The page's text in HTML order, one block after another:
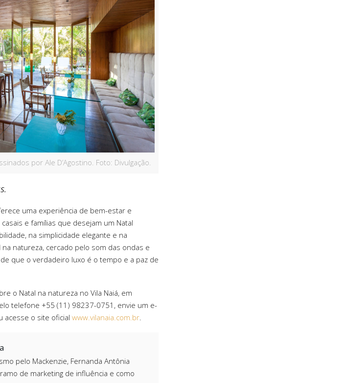
por Ale D’Agostino. Foto: Divulgação.
uma experiência de bem-estar e
e famílias que desejam um Natal
na simplicidade elegante e na
natureza, cercado pelo som das ondas e
que o verdadeiro luxo é o tempo e a paz de
o Natal na natureza no Vila Naiá, em
telefone +55 (11) 98237-0751, envie um e-
acesse o site oficial www.vilanaia.com.br.
pelo Mackenzie, Fernanda Antônia
de marketing de influência e como